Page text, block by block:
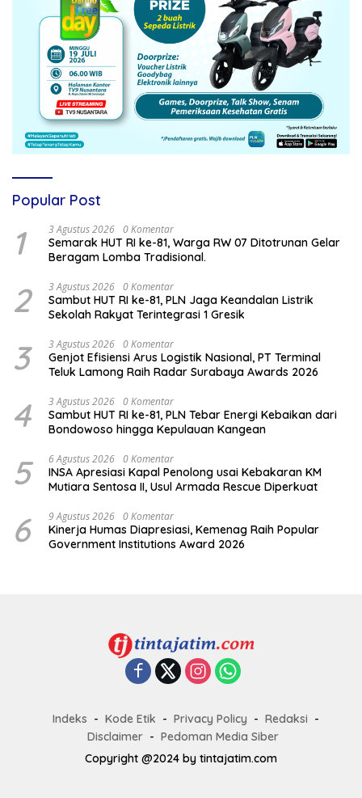
Popular Post
1 3 Agustus 2026 0 Komentar
Semarak HUT RI ke-81, Warga RW 07 Ditotrunan Gelar
Beragam Lomba Tradisional.
2 3 Agustus 2026 0 Komentar
Sambut HUT RI ke-81, PLN Jaga Keandalan Listrik
Sekolah Rakyat Terintegrasi 1 Gresik
3 3 Agustus 2026 0 Komentar
Genjot Efisiensi Arus Logistik Nasional, PT Terminal
Teluk Lamong Raih Radar Surabaya Awards 2026
4 3 Agustus 2026 0 Komentar
Sambut HUT RI ke-81, PLN Tebar Energi Kebaikan dari
Bondowoso hingga Kepulauan Kangean
5 6 Agustus 2026 0 Komentar
INSA Apresiasi Kapal Penolong usai Kebakaran KM
Mutiara Sentosa II, Usul Armada Rescue Diperkuat
6 9 Agustus 2026 0 Komentar
Kinerja Humas Diapresiasi, Kemenag Raih Popular
Government Institutions Award 2026
Indeks Kode Etik Privacy Policy
Redaksi
Disclaimer
Pedoman Media Siber
Copyright @2024 by tintajatim.com